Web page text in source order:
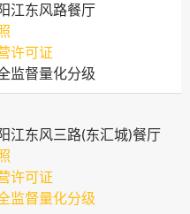
江东风路餐厅
许可证
监督量化分级
江东风三路(东汇城)餐厅
许可证
监督量化分级